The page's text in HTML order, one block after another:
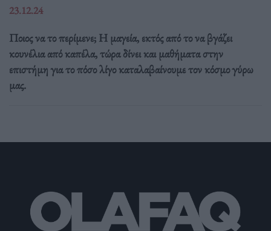
23.12.24
Ποιος να το περίμενε; Η μαγεία, εκτός από το να βγάζει
κουνέλια από καπέλα, τώρα δίνει και μαθήματα στην
επιστήμη για το πόσο λίγο καταλαβαίνουμε τον κόσμο γύρω
μας.